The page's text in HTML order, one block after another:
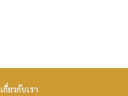
เกี่ยวกับเรา